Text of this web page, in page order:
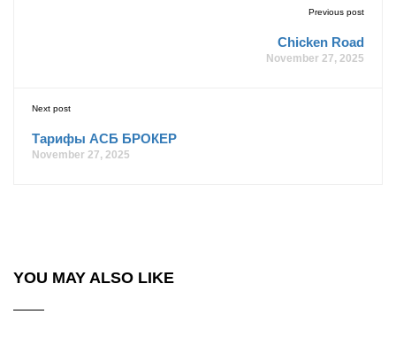
Previous post
Chicken Road
November 27, 2025
Next post
Тарифы АСБ БРОКЕР
November 27, 2025
YOU MAY ALSO LIKE